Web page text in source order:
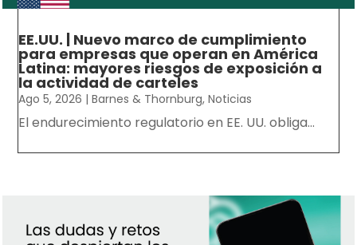
EE.UU. | Nuevo marco de cumplimiento
para empresas que operan en América
Latina: mayores riesgos de exposición a
la actividad de carteles
Ago 5, 2026 |Barnes & Thornburg,Noticias
El endurecimiento regulatorio en EE. UU. obliga...